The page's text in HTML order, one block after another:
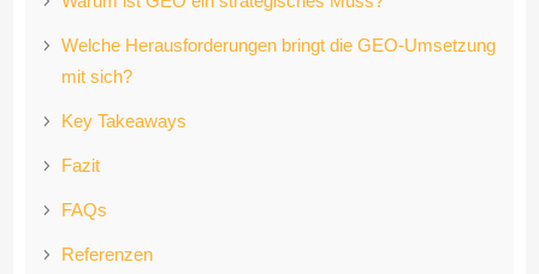
Welche Herausforderungen bringt die GEO-Umsetzung
mit sich?
Key Takeaways
Fazit
FAQs
Referenzen